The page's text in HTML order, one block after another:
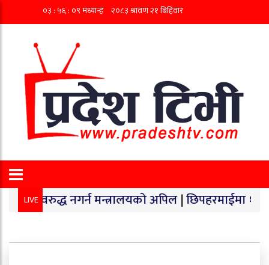
LIVE
मन्त्रालयको अपिल|छिपहरमाईमा १४० किलो गाँजा